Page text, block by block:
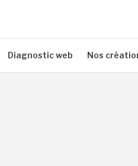
Diagnostic web Nos